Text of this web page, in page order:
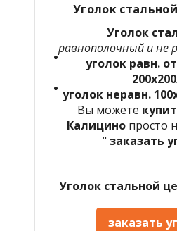
Уголок
Уголок
равнополочный и не
уголок равн.
уголок неравн.
Вы можете
Калицино просто
" заказать
Уголок стальной
заказать